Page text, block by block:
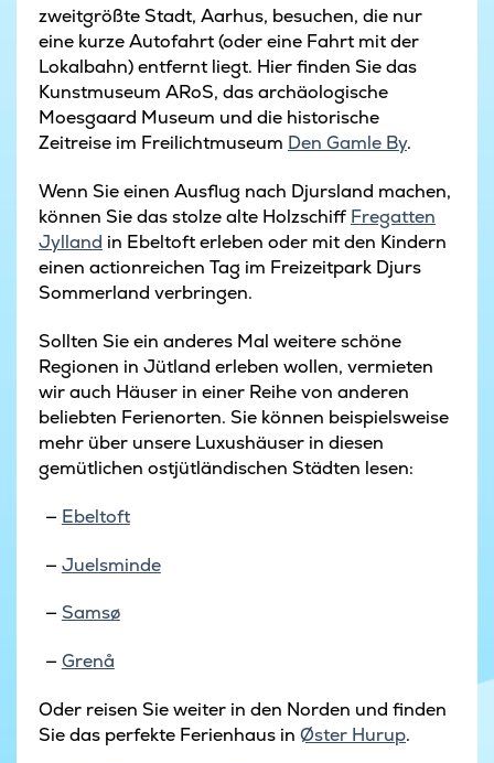
zweitgrößte Stadt, Aarhus, besuchen, die nur
eine kurze Autofahrt (oder eine Fahrt mit der
Lokalbahn) entfernt liegt. Hier finden Sie das
Kunstmuseum ARoS, das archäologische
Moesgaard Museum und die historische
Zeitreise im Freilichtmuseum Den Gamle By.
Wenn Sie einen Ausflug nach Djursland machen,
können Sie das stolze alte Holzschiff Fregatten
Jylland in Ebeltoft erleben oder mit den Kindern
einen actionreichen Tag im Freizeitpark Djurs
Sommerland verbringen.
Sollten Sie ein anderes Mal weitere schöne
Regionen in Jütland erleben wollen, vermieten
wir auch Häuser in einer Reihe von anderen
beliebten Ferienorten. Sie können beispielsweise
mehr über unsere Luxushäuser in diesen
gemütlichen ostjütländischen Städten lesen:
Ebeltoft
Juelsminde
Samsø
Grenå
Oder reisen Sie weiter in den Norden und finden
Sie das perfekte Ferienhaus in Øster Hurup.